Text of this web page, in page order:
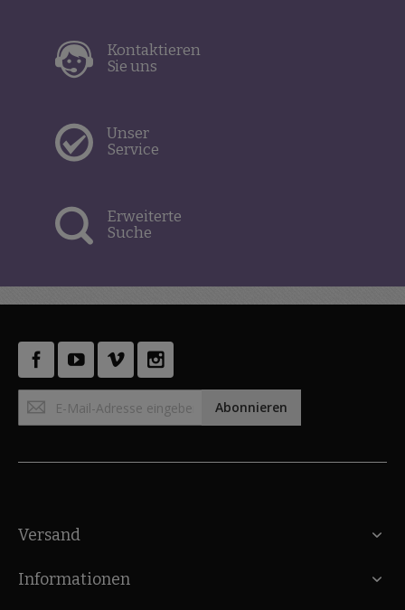
Kontaktieren
Sie uns
Unser
Service
Erweiterte
Suche
Anmeldung
zum
Abonnieren
Versand
Informationen